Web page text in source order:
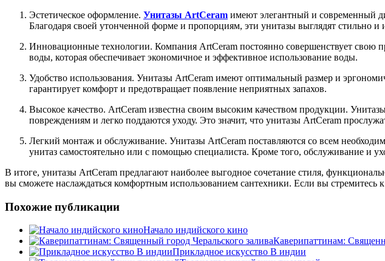
Эстетическое оформление. Унитазы ArtCeram имеют элегантный и современный
Благодаря своей утонченной форме и пропорциям, эти унитазы выглядят стильно и
Инновационные технологии. Компания ArtCeram постоянно совершенствует
воды, которая обеспечивает экономичное и эффективное использование воды.
Удобство использования. Унитазы ArtCeram имеют оптимальный размер и
гарантирует комфорт и предотвращает появление неприятных запахов.
Высокое качество. ArtCeram известна своим высоким качеством продукции.
повреждениям и легко поддаются уходу. Это значит, что унитазы ArtCeram
Легкий монтаж и обслуживание. Унитазы ArtCeram поставляются со всем
унитаз самостоятельно или с помощью специалиста. Кроме того, обслуживание и
В итоге, унитазы ArtCeram предлагают наиболее выгодное сочетание стиля,
вы сможете наслаждаться комфортным использованием сантехники. Если вы
Похожие публикации
Начало индийского кино
Каверипаттинам:
Прикладное искусство В индии